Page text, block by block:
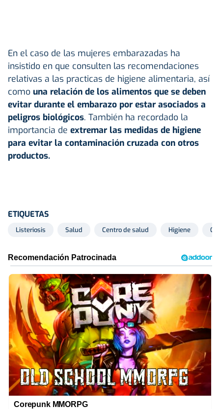
En el caso de las mujeres embarazadas ha
insistido en que consulten las recomendaciones
relativas a las practicas de higiene alimentaria, así
como una relación de los alimentos que se deben
evitar durante el embarazo por estar asociados a
peligros biológicos. También ha recordado la
importancia de extremar las medidas de higiene
para evitar la contaminación cruzada con otros
productos.
ETIQUETAS
Listeriosis Salud Centro de salud Higiene
Corepunk MMORPG